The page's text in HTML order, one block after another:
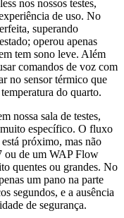
nos nossos testes,
de uso. No
superando
operou apenas
tem sono leve. Além
comandos de voz com
no sensor térmico que
do quarto.
nossa sala de testes,
específico. O fluxo
próximo, mas não
ou de um WAP Flow
quentes ou grandes. No
um pano na parte
segundos, e a ausência
de segurança.